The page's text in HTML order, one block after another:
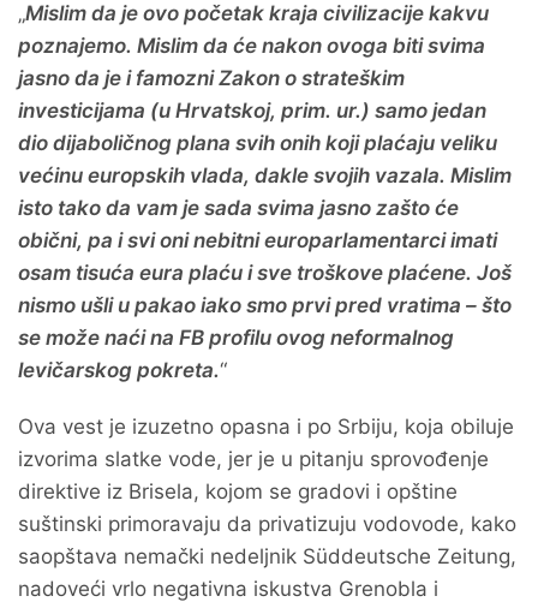
„Mislim da je ovo početak kraja civilizacije kakvu
poznajemo. Mislim da će nakon ovoga biti svima
jasno da je i famozni Zakon o strateškim
investicijama (u Hrvatskoj, prim. ur.) samo jedan
dio dijaboličnog plana svih onih koji plaćaju veliku
većinu europskih vlada, dakle svojih vazala. Mislim
isto tako da vam je sada svima jasno zašto će
obični, pa i svi oni nebitni europarlamentarci imati
osam tisuća eura plaću i sve troškove plaćene. Još
nismo ušli u pakao iako smo prvi pred vratima – što
se može naći na FB profilu ovog neformalnog
levičarskog pokreta.“
Ova vest je izuzetno opasna i po Srbiju, koja obiluje
izvorima slatke vode, jer je u pitanju sprovođenje
direktive iz Brisela, kojom se gradovi i opštine
suštinski primoravaju da privatizuju vodovode, kako
saopštava nemački nedeljnik Süddeutsche Zeitung,
nadoveći vrlo negativna iskustva Grenobla i